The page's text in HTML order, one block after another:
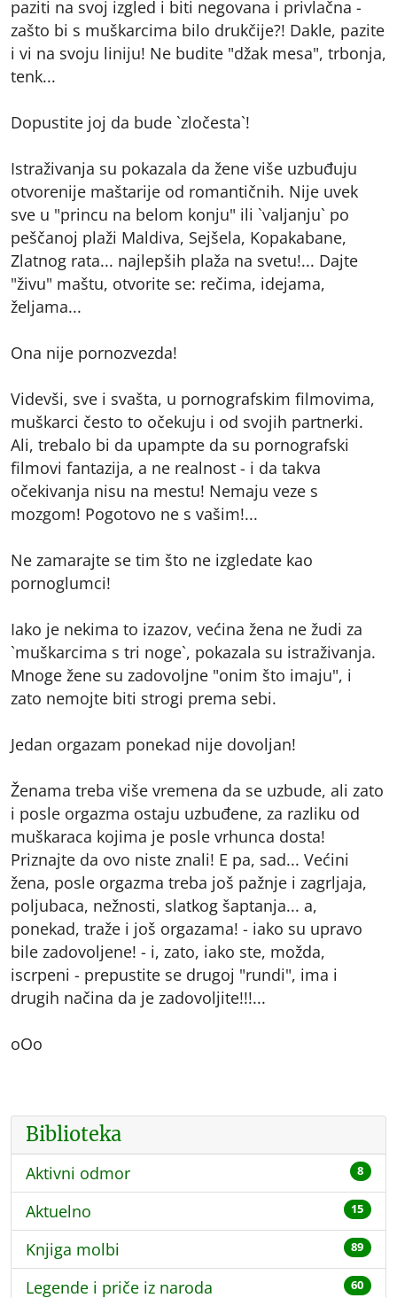
paziti na svoj izgled i biti negovana i privlačna -
zašto bi s muškarcima bilo drukčije?! Dakle, pazite
i vi na svoju liniju! Ne budite "džak mesa", trbonja,
tenk...
Dopustite joj da bude `zločesta`!
Istraživanja su pokazala da žene više uzbuđuju
otvorenije maštarije od romantičnih. Nije uvek
sve u "princu na belom konju" ili `valjanju` po
peščanoj plaži Maldiva, Sejšela, Kopakabane,
Zlatnog rata... najlepših plaža na svetu!... Dajte
"živu" maštu, otvorite se: rečima, idejama,
željama...
Ona nije pornozvezda!
Videvši, sve i svašta, u pornografskim filmovima,
muškarci često to očekuju i od svojih partnerki.
Ali, trebalo bi da upampte da su pornografski
filmovi fantazija, a ne realnost - i da takva
očekivanja nisu na mestu! Nemaju veze s
mozgom! Pogotovo ne s vašim!...
Ne zamarajte se tim što ne izgledate kao
pornoglumci!
Iako je nekima to izazov, većina žena ne žudi za
`muškarcima s tri noge`, pokazala su istraživanja.
Mnoge žene su zadovoljne "onim što imaju", i
zato nemojte biti strogi prema sebi.
Jedan orgazam ponekad nije dovoljan!
Ženama treba više vremena da se uzbude, ali zato
i posle orgazma ostaju uzbuđene, za razliku od
muškaraca kojima je posle vrhunca dosta!
Priznajte da ovo niste znali! E pa, sad... Većini
žena, posle orgazma treba još pažnje i zagrljaja,
poljubaca, nežnosti, slatkog šaptanja... a,
ponekad, traže i još orgazama! - iako su upravo
bile zadovoljene! - i, zato, iako ste, možda,
iscrpeni - prepustite se drugoj "rundi", ima i
drugih načina da je zadovoljite!!!...
oOo
Biblioteka
Aktivni odmor 8
Aktuelno 15
Knjiga molbi 89
Legende i priče iz naroda 60